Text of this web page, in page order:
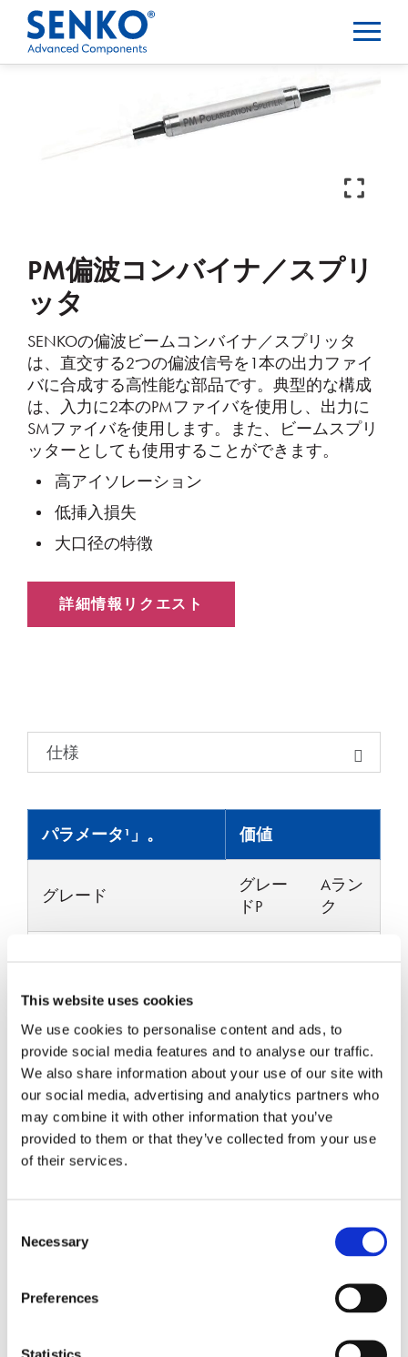
This website uses cookies
We use cookies to personalise content and ads, to
provide social media features and to analyse our traffic.
We also share information about your use of our site with
our social media, advertising and analytics partners who
may combine it with other information that you’ve
provided to them or that they’ve collected from your use
of their services.
Selection
Necessary
Preferences
Statistics
PM偏波コンバイナ／スプリ
ッタ
SENKOの偏波ビームコンバイナ／スプリッタ
は、直交する2つの偏波信号を1本の出力ファイ
バに合成する高性能な部品です。典型的な構成
は、入力に2本のPMファイバを使用し、出力に
SMファイバを使用します。また、ビームスプリ
ッターとしても使用することができます。
高アイソレーション
低挿入損失
大口径の特徴
詳細情報リクエスト
仕様
パラメータ¹」。 価値
グレード
グレー
ドP
Aラン
ク
動作波長範囲 (nm) ±40
代表的な挿入損失
(dB)²。
0.4 0.5
最大挿入損失（dB）
²。
（dB）²。
最小消光比 (dB)² (スプ
20